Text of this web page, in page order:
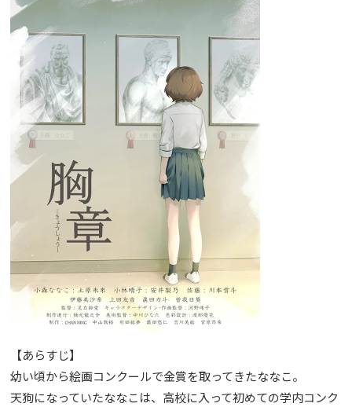
【あらすじ】
幼い頃から絵画コンクールで金賞を取ってきたななこ。
天狗になっていたななこは、高校に入って初めての学内コンク